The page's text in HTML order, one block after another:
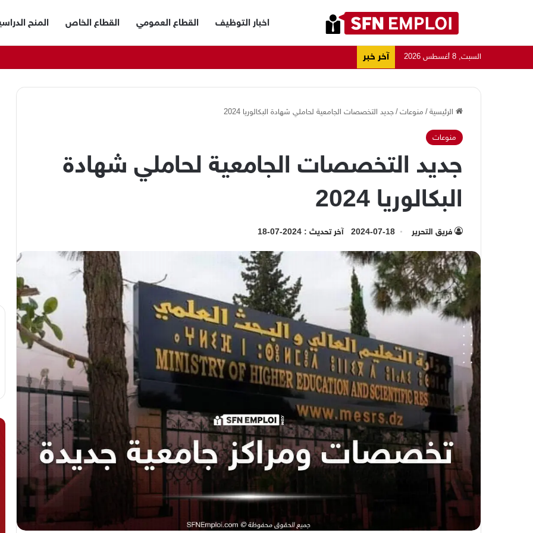
اخبار التوظيف القطاع العمومي القطاع الخاص المنح
السبت, 8 أغسطس 2026 آخر خبر
الرئيسية/ منوعات/جديد التخصصات الجامعية لحاملي شهادة البكالوريا 2024
منوعات
جديد التخصصات الجامعية لحاملي شهادة
البكالوريا 2024
فريق التحرير 2024-07-18 آخر تحديث : 2024-07-18